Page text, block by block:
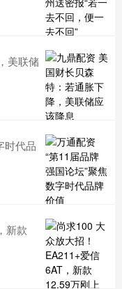
美联储
时代品
新款